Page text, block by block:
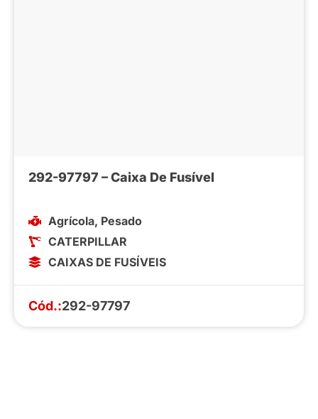
292-97797 – Caixa De Fusível
Agrícola, Pesado
CATERPILLAR
CAIXAS DE FUSÍVEIS
Cód.:292-97797